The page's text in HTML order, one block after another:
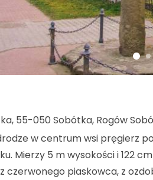
55-050 Sobótka, Rogów
w centrum wsi pręgierz
Mierzy 5 m wysokości i 122
czerwonego piaskowca, z